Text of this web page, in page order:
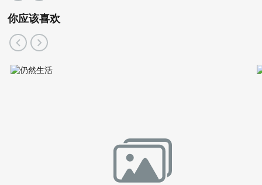
你应该喜欢